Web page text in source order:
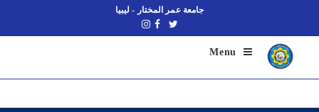
جامعة عمر المختار - ليبيا
Menu